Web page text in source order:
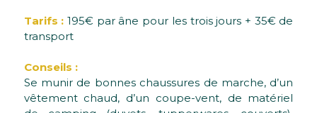
Tarifs :195€ par âne pour les trois jours + 35€ de
transport
Conseils :
Se munir de bonnes chaussures de marche, d’un
vêtement chaud, d’un coupe-vent, de matériel